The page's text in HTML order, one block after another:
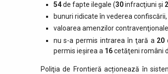
54de fapte ilegale (30infracţiuni şi
bunuri ridicate în vederea
valoarea amenzilor
nu s-a permis intrarea în ţară a 20
permis ieşirea a 16cetăţeni români
Poliţia de Frontieră acționează în